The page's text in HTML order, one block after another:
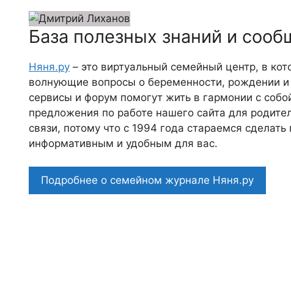
База полезных знаний и
Няня.ру – это виртуальный семейный центр, в
волнующие вопросы о беременности, рождении
сервисы и форум помогут жить в гармонии с
предложения по работе нашего сайта для
связи, потому что c 1994 года стараемся
информативным и удобным для вас.
Подробнее о семейном журнале Няня.ру